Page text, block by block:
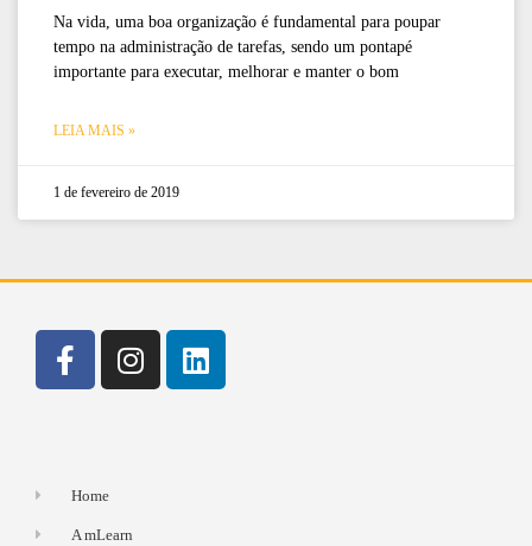
Na vida, uma boa organização é fundamental para poupar
tempo na administração de tarefas, sendo um pontapé
importante para executar, melhorar e manter o bom
LEIA MAIS »
1 de fevereiro de 2019
Home
A mLearn